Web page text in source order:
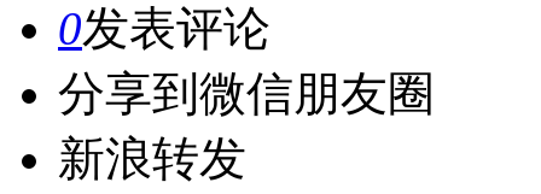
0发表评论
分享到微信朋友圈
新浪转发